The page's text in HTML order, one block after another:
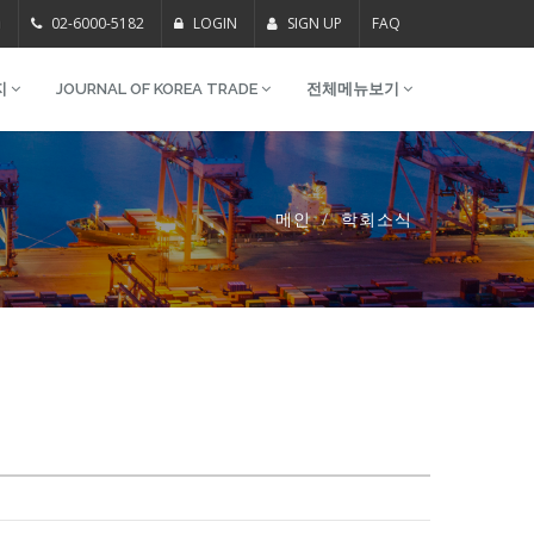
02-6000-5182 LOGIN SIGN UP FAQ
JOURNAL OF KOREA TRADE 전체메뉴보기
메인 학회소식